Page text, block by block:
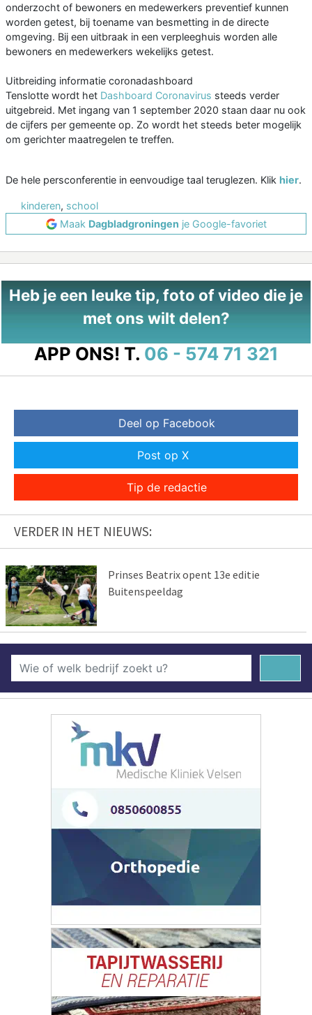
onderzocht of bewoners en medewerkers preventief kunnen
worden getest, bij toename van besmetting in de directe
omgeving. Bij een uitbraak in een verpleeghuis worden alle
bewoners en medewerkers wekelijks getest.
Uitbreiding informatie coronadashboard
Tenslotte wordt het Dashboard Coronavirus steeds verder
uitgebreid. Met ingang van 1 september 2020 staan daar nu ook
de cijfers per gemeente op. Zo wordt het steeds beter mogelijk
om gerichter maatregelen te treffen.
De hele persconferentie in eenvoudige taal teruglezen. Klik hier.
kinderen, school
Maak Dagbladgroningen je Google-favoriet
Heb je een leuke tip, foto of video die je
met ons wilt delen?
APP ONS! T. 06 - 574 71 321
Deel op Facebook
Post op X
Tip de redactie
VERDER IN HET NIEUWS:
Prinses Beatrix opent 13e editie
Buitenspeeldag